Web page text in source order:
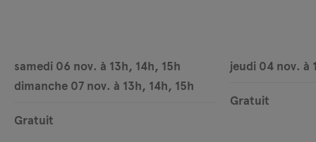
samedi 06 nov. à 13h, 14h, 15h
dimanche 07 nov. à 13h, 14h, 15h
Gratuit
jeudi 04 nov. à
Gratuit